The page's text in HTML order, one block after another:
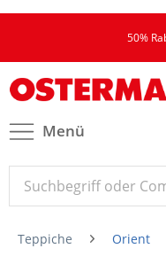
50%
Menü
Teppiche Orient